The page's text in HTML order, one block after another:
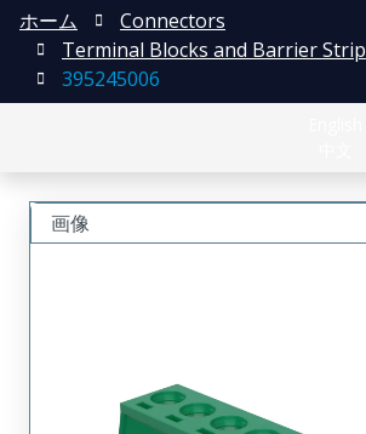
ホーム
Connectors
Terminal Blocks and Barrier Strip
395245006
画像